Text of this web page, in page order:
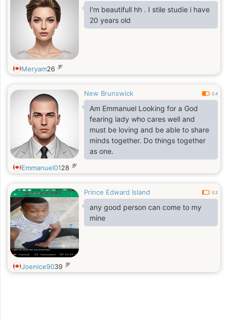
I'm beautifull hh . I stile studie i have
20 years old
Meryam26 岁
New Brunswick 0.4
Am Emmanuel Looking for a God
fearing lady who cares well and
must be loving and be able to share
minds together. Do things together
as one.
Emmanuel0128 岁
Prince Edward Island 0.2
any good person can come to my
mine
Joenice9039 岁